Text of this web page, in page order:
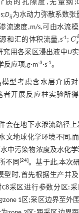
质的孔隙度,无量纲;
Dij为水动力弥散系数张
流速度,m/s,可由水流
和汇的体积流量,s-1; Cs
Csk
究用各采区浸出液中U
反应项,g·m-3·s-1。
模型考虑含水层介质
者开展反应柱实验所得
会在地下水渗流路径
文地球化学环境不同,
中污染物浓度及水化
不同[24]。基于此,本次
型时,首先根据生产井
C8采区进行参数分区:
zone 1区;采区边界至外